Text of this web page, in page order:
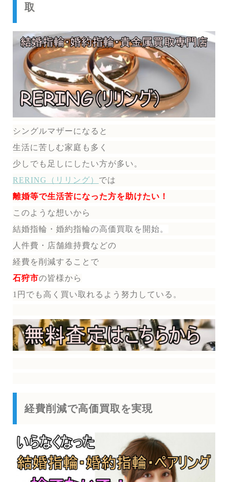
取
シングルマザーになると
生活に苦しむ家庭も多く
少しでも足しにしたい方が多い。
RERING（リリング） では
離婚等で生活苦になった方を助けたい！
このような想いから
結婚指輪・婚約指輪の高価買取を開始。
人件費・店舗維持費などの
経費を削減することで
石狩市の皆様から
1円でも高く買い取れるよう努力している。
経費削減で高価買取を実現